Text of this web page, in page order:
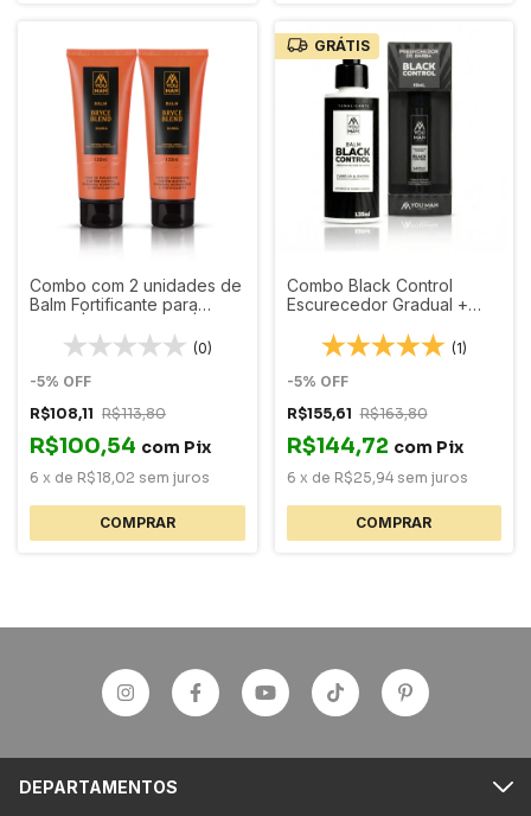
Combo com 2 unidades de
Balm Fortificante para
120ml cada
(0)
-5% OFF
R$108,11 R$113,80
R$100,54 com Pix
6 x de R$18,02 sem juros
GRÁTIS
Combo Black Control
Escurecedor Gradual +
Black Control | Resultado
Imediato e Gradual
(1)
-5% OFF
R$155,61 R$163,80
R$144,72 com Pix
6 x de R$25,94 sem juros
DEPARTAMENTOS